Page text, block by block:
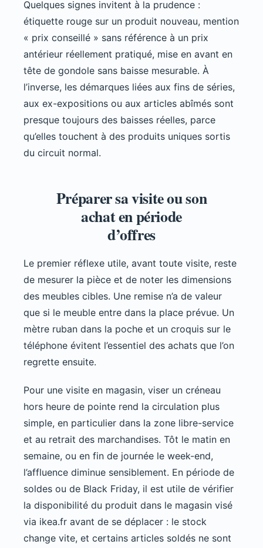
Quelques signes invitent à la prudence :
étiquette rouge sur un produit nouveau, mention
« prix conseillé » sans référence à un prix
antérieur réellement pratiqué, mise en avant en
tête de gondole sans baisse mesurable. À
l’inverse, les démarques liées aux fins de séries,
aux ex-expositions ou aux articles abîmés sont
presque toujours des baisses réelles, parce
qu’elles touchent à des produits uniques sortis
du circuit normal.
Préparer sa visite ou son
achat en période
d’offres
Le premier réflexe utile, avant toute visite, reste
de mesurer la pièce et de noter les dimensions
des meubles cibles. Une remise n’a de valeur
que si le meuble entre dans la place prévue. Un
mètre ruban dans la poche et un croquis sur le
téléphone évitent l’essentiel des achats que l’on
regrette ensuite.
Pour une visite en magasin, viser un créneau
hors heure de pointe rend la circulation plus
simple, en particulier dans la zone libre-service
et au retrait des marchandises. Tôt le matin en
semaine, ou en fin de journée le week-end,
l’affluence diminue sensiblement. En période de
soldes ou de Black Friday, il est utile de vérifier
la disponibilité du produit dans le magasin visé
via ikea.fr avant de se déplacer : le stock
change vite, et certains articles soldés ne sont